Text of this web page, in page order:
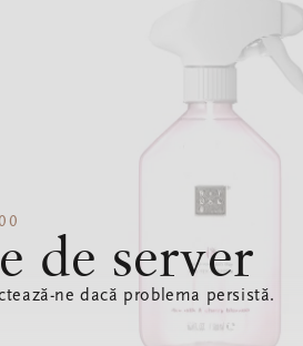
de server
ne dacă problema persistă.